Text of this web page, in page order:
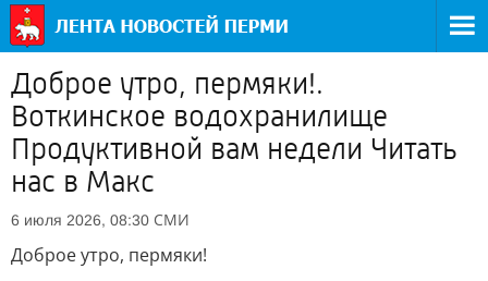
Доброе утро, пермяки!.
Воткинское водохранилище
Продуктивной вам недели Читать
нас в Макс
6 июля 2026, 08:30 СМИ
Доброе утро, пермяки!